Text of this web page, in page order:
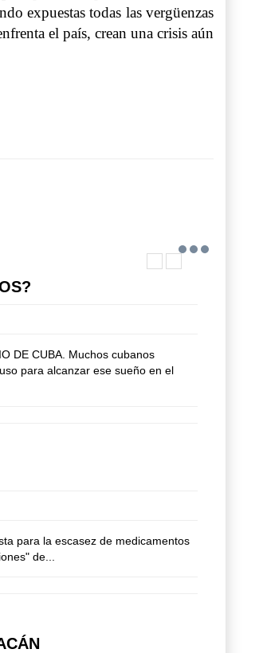
expuestas todas las vergüenzas
el país, crean una crisis aún
DE CUBA. Muchos cubanos
para alcanzar ese sueño en el
para la escasez de medicamentos
de...